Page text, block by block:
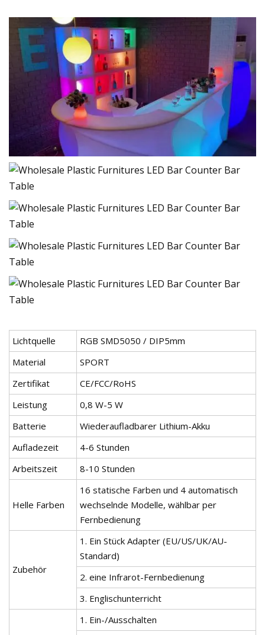
Lichtquelle
RGB SMD5050 / DIP5mm
Material
SPORT
Zertifikat
CE/FCC/RoHS
Leistung
0,8 W-5 W
Batterie
Wiederaufladbarer Lithium-Akku
Aufladezeit
4-6 Stunden
Arbeitszeit
8-10 Stunden
Helle Farben
16 statische Farben und 4 automatisch
wechselnde Modelle, wählbar per
Fernbedienung
Zubehör
1. Ein Stück Adapter (EU/US/UK/AU-
Standard)
2. eine Infrarot-Fernbedienung
3. Englischunterricht
1. Ein-/Ausschalten